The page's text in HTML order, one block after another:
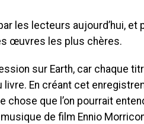
les lecteurs aujourd’hui, et
œuvres les plus chères.
sur Earth, car chaque
livre. En créant cet
chose que l’on pourrait
de film Ennio